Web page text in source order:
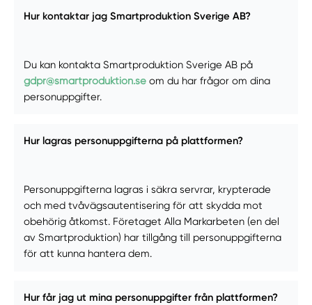
Hur kontaktar jag Smartproduktion Sverige AB?
Du kan kontakta Smartproduktion Sverige AB på
gdpr@smartproduktion.seom du har frågor om dina
personuppgifter.
Hur lagras personuppgifterna på plattformen?
Personuppgifterna lagras i säkra servrar, krypterade
och med tvåvägsautentisering för att skydda mot
obehörig åtkomst. Företaget Alla Markarbeten (en del
av Smartproduktion) har tillgång till personuppgifterna
för att kunna hantera dem.
Hur får jag ut mina personuppgifter från plattformen?